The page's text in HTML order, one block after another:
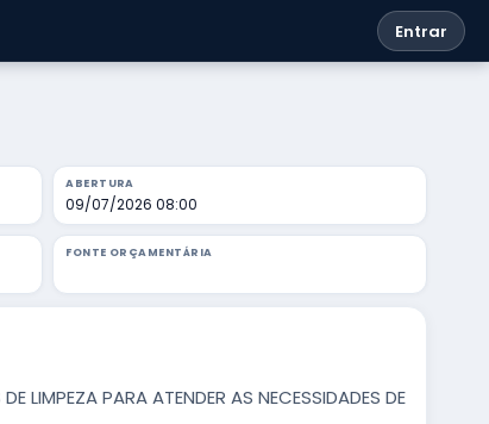
Entrar
ABERTURA
09/07/2026 08:00
FONTE ORÇAMENTÁRIA
LIMPEZA PARA ATENDER AS NECESSIDADES DE